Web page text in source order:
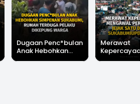
Dugaan Penc*bulan
Anak Hebohkan
Simpenan
Merawat
Mengawal